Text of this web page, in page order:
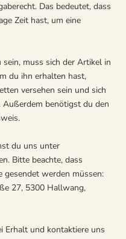
Das bedeutet, dass
Zeit hast, um eine
muss sich der Artikel in
du ihn erhalten hast,
versehen sein und sich
Außerdem benötigst du den
du uns unter
Bitte beachte, dass
gesendet werden müssen:
27, 5300 Hallwang,
Erhalt und kontaktiere uns